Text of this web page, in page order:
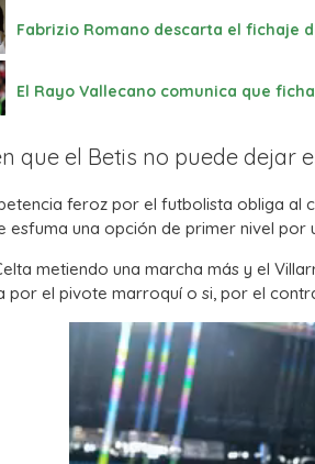
Fabrizio Romano descarta el fichaje
El Rayo Vallecano comunica que
que el Betis no puede dejar
feroz por el futbolista obliga al
esfuma una opción de primer nivel
metiendo una marcha más y el
por el pivote marroquí o si, por el